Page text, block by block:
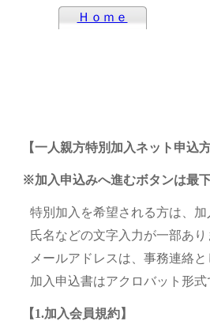
Ｈｏｍｅ
【一人親方特別加入ネット申込方
※加入申込みへ進むボタンは最下
特別加入を希望される方は、
氏名などの文字入力が一部あ
メールアドレスは、事務連絡
加入申込書はアクロバット形
【1.加入会員規約】